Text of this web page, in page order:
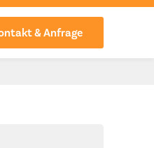
& Anfrage